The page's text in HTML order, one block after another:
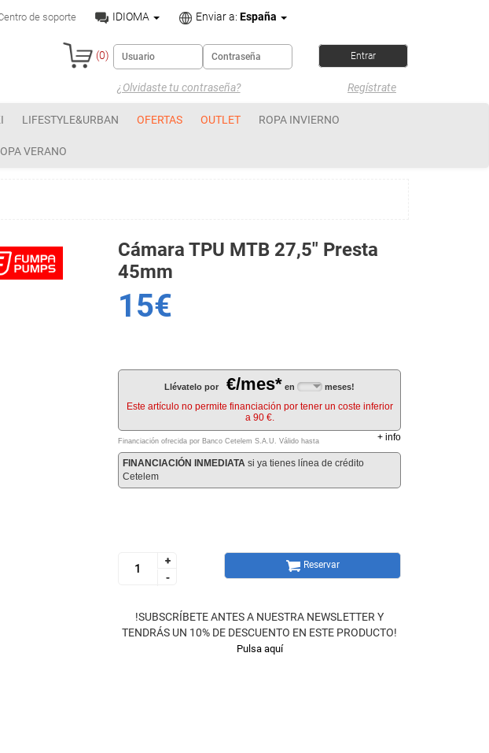
de soporte IDIOMA Enviar a: España
(0)
¿Olvidaste tu contraseña? Regístrate
LIFESTYLE&URBAN OFERTAS OUTLET ROPA INVIERNO
VERANO
Cámara TPU MTB 27,5" Presta
45mm
15€
Llévatelo por €/mes* en meses!
Este artículo no permite financiación por tener un coste inferior
a 90 €.
Financiación ofrecida por Banco Cetelem S.A.U. Válido hasta + info
FINANCIACIÓN INMEDIATA si ya tienes línea de crédito
Cetelem
+
-
+
-
Reservar
!SUBSCRÍBETE ANTES A NUESTRA NEWSLETTER Y
TENDRÁS UN 10% DE DESCUENTO EN ESTE PRODUCTO!
Pulsa aquí